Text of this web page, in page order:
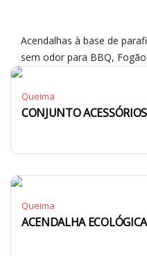
Acendalhas à base de
sem odor para BBQ,
Queima
CONJUNTO
Queima
ACENDALHA